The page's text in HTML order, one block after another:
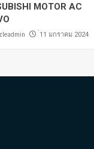
MOTOR AC
่11 มกราคม 2024